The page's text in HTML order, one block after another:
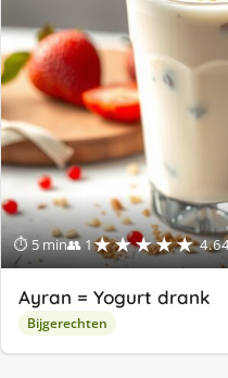
⏱ 5 min👥 1★★★★★
Ayran = Yogurt drank
Bijgerechten